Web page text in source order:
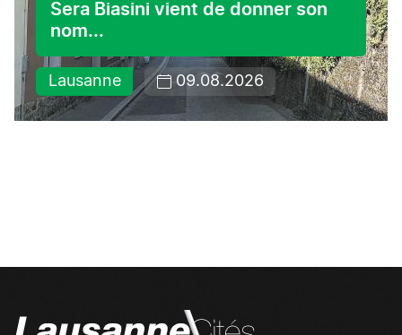
Sera Biasini vient de donner son
nom...
Lausanne 09.08.2026